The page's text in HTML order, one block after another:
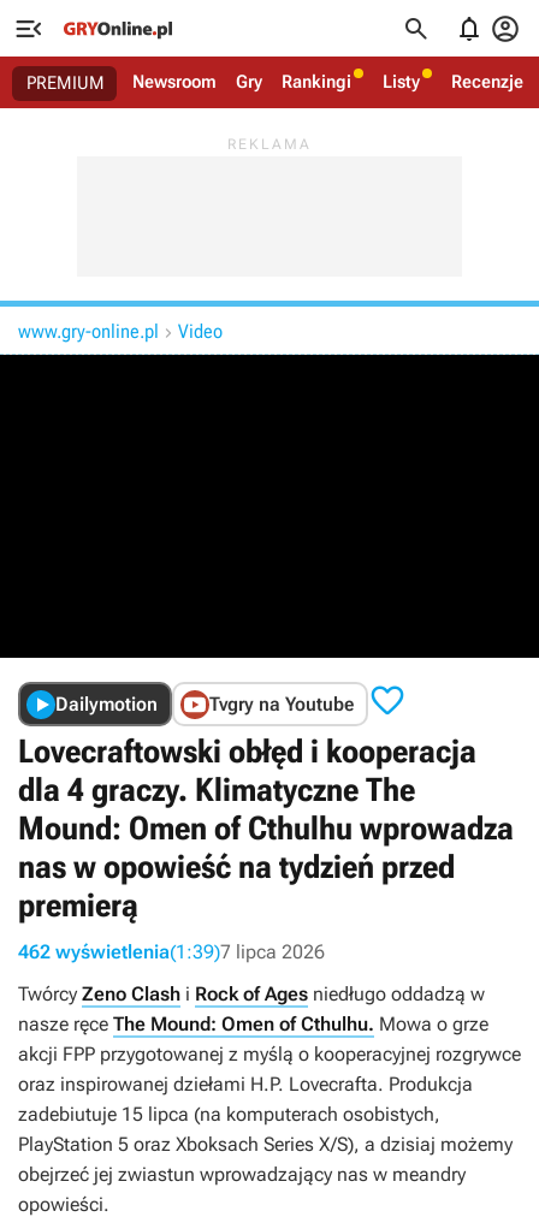
   
PREMIUM Newsroom Gry Rankingi Listy Recenzje
www.gry-online.pl  Video
Dailymotion Tvgry na Youtube 
Lovecraftowski obłęd i kooperacja
dla 4 graczy. Klimatyczne The
Mound: Omen of Cthulhu wprowadza
nas w opowieść na tydzień przed
premierą
462 wyświetlenia(1:39)7 lipca 2026
Twórcy Zeno Clash i Rock of Ages niedługo oddadzą w
nasze ręce The Mound: Omen of Cthulhu. Mowa o grze
akcji FPP przygotowanej z myślą o kooperacyjnej rozgrywce
oraz inspirowanej dziełami H.P. Lovecrafta. Produkcja
zadebiutuje 15 lipca (na komputerach osobistych,
PlayStation 5 oraz Xboksach Series X/S), a dzisiaj możemy
obejrzeć jej zwiastun wprowadzający nas w meandry
opowieści.